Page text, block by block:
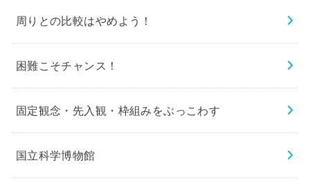
周りとの比較はやめよう！
困難こそチャンス！
固定観念・先入観・枠組みをぶっこわす
国立科学博物館